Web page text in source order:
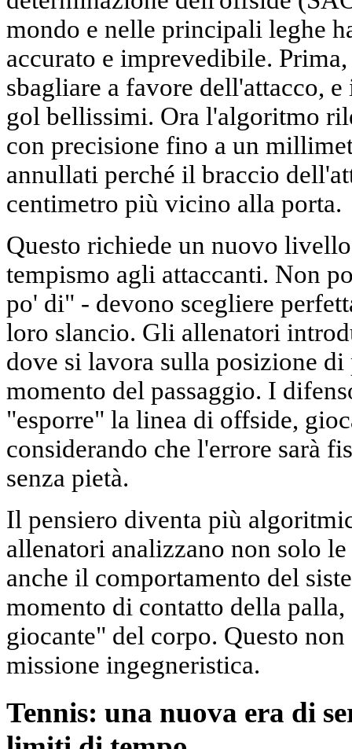
mondo e nelle principali leghe
accurato e imprevedibile.
sbagliare a favore dell'attacco,
gol bellissimi. Ora l'algoritmo
con precisione fino a un
annullati perché il braccio
centimetro più vicino alla porta.
Questo richiede un nuovo
tempismo agli attaccanti. Non
po' di" - devono scegliere
loro slancio. Gli allenatori
dove si lavora sulla posizione
momento del passaggio. I
"esporre" la linea di offside,
considerando che l'errore sarà
senza pietà.
Il pensiero diventa più
allenatori analizzano non solo
anche il comportamento del
momento di contatto della
giocante" del corpo. Questo
missione ingegneristica.
Tennis: una nuova era di